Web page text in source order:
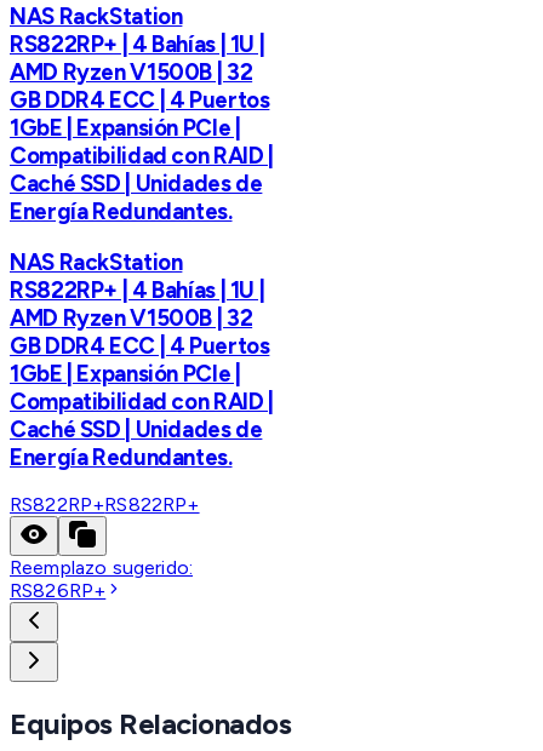
NAS RackStation
RS822RP+ | 4 Bahías | 1U |
AMD Ryzen V1500B | 32
GB DDR4 ECC | 4 Puertos
1GbE | Expansión PCIe |
Compatibilidad con RAID |
Caché SSD | Unidades de
Energía Redundantes.
NAS RackStation
RS822RP+ | 4 Bahías | 1U |
AMD Ryzen V1500B | 32
GB DDR4 ECC | 4 Puertos
1GbE | Expansión PCIe |
Compatibilidad con RAID |
Caché SSD | Unidades de
Energía Redundantes.
RS822RP+RS822RP+
Reemplazo sugerido:
RS826RP+
Equipos Relacionados